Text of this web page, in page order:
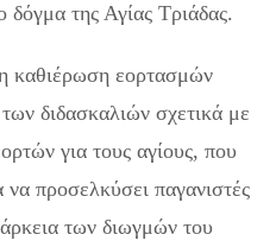
δόγμα της Αγίας Τριάδας.
καθιέρωση εορτασμών
διδασκαλιών σχετικά με
για τους αγίους, που
προσελκύσει παγανιστές
των διωγμών του